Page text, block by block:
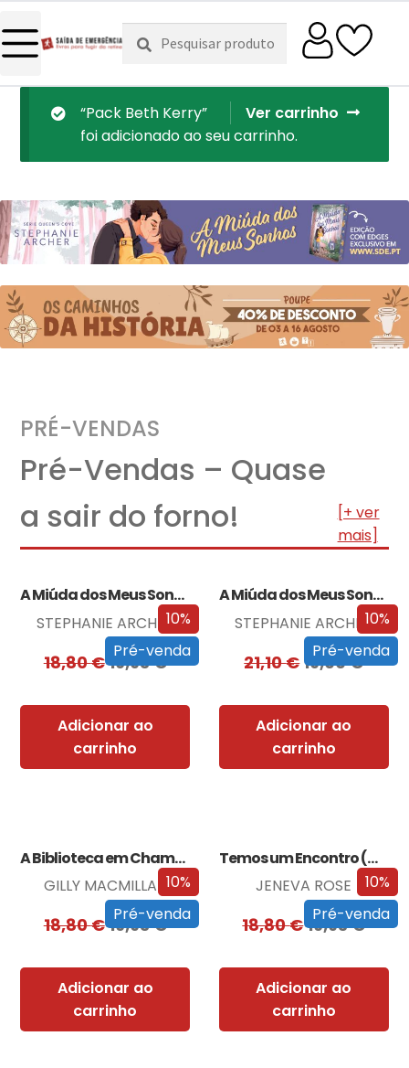
Pesquisar
por:
Pesquisa
Ver carrinho
“Pack Beth Kerry”
foi adicionado ao seu carrinho.
PRÉ-VENDAS
Pré-Vendas – Quase
a sair do forno!
[+ ver
mais]
10%
Pré-venda
A Miúda dos Meus Sonhos
STEPHANIE ARCHER
18,80€16,93€
Adicionar ao
carrinho
10%
Pré-venda
A Miúda dos Meus Sonhos – Edição…
STEPHANIE ARCHER
21,10€19,00€
Adicionar ao
carrinho
10%
Pré-venda
A Biblioteca em Chamas
GILLY MACMILLAN
18,80€16,93€
Adicionar ao
carrinho
10%
Pré-venda
Temos um Encontro (Outra Vez)
JENEVA ROSE
18,80€16,93€
Adicionar ao
carrinho